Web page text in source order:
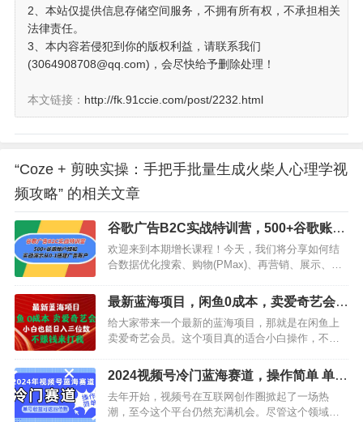
2、本站仅提供信息存储空间服务，不拥有所有权，不承担相关
法律责任。
3、本内容若侵犯到你的版权利益，请联系我们
(3064908708@qq.com)，会尽快给予删除处理！
本文链接： http://fk.91ccie.com/post/2232.html
“Coze + 剪映实操：手把手批量生成火柴人心理学视
频攻略” 的相关文章
谷歌广告B2C实战特训营，500+谷歌账户
经验，实战演示从0-1搭建广告账户
欢迎来到本期增长课程！今天，我们将分享如何结
合数据优化搜索、购物(PMax)、再营销、展示、视
(如大件家具、假发、服饰等)适合的广告类型、组合
策略、预算配置大不相同。为了让大家最快掌握不
同产品的投放策略找到最适合自己的打法，少走弯
路，我们特邀资深优化师，…
最新蓝海项目，闲鱼0成本，卖爱奇艺会
员，小白也能入三位数
给大家带来一个最新的蓝海项目，那就是在闲鱼上
卖爱奇艺会员。这个项目真的适合小白操作，不仅
了解一下爱奇艺会员。爱奇艺会员是一款非常受欢
迎的视频会员服务，它提供了大量的影视剧、纪录
片、综艺等内容，让用户可以随时随地享受高品质
的观影体验。有了爱奇艺会员，用户可以…
2024视频号冷门蓝海赛道，操作简单 单号
收益可达四位数（教程+素材+工具）
去年开始，视频号在互联网创作圈掀起了一场热
潮，至今这个平台仍然充满机会。尽管这个领域竞